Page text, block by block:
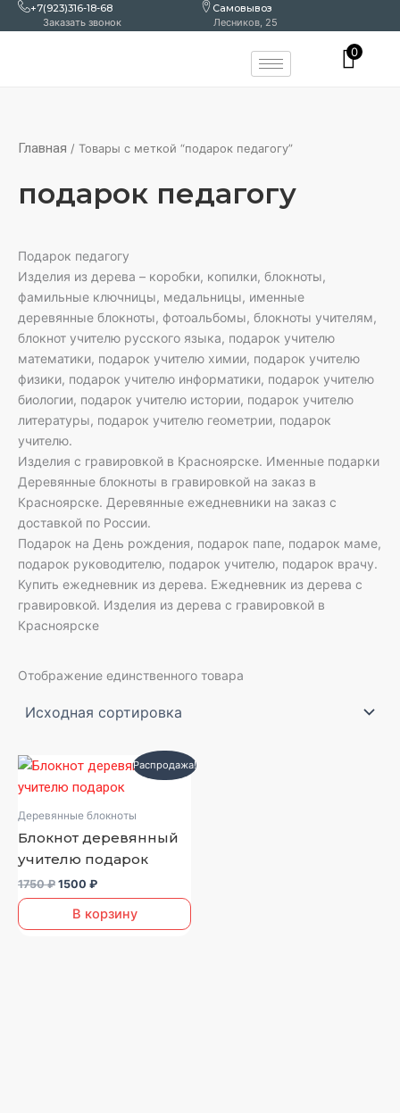
Перейти
к
+7(923)316-18-68
Заказать звонок
Самовывоз
Лесников, 25
0
Главная / Товары с меткой “подарок педагогу”
подарок педагогу
Подарок педагогу
Изделия из дерева – коробки, копилки, блокноты,
фамильные ключницы, медальницы, именные
деревянные блокноты, фотоальбомы, блокноты учителям,
блокнот учителю русского языка, подарок учителю
математики, подарок учителю химии, подарок учителю
физики, подарок учителю информатики, подарок учителю
биологии, подарок учителю истории, подарок учителю
литературы, подарок учителю геометрии, подарок
учителю.
Изделия с гравировкой в Красноярске. Именные подарки
Деревянные блокноты в гравировкой на заказ в
Красноярске. Деревянные ежедневники на заказ с
доставкой по России.
Подарок на День рождения, подарок папе, подарок маме,
подарок руководителю, подарок учителю, подарок врачу.
Купить ежедневник из дерева. Ежедневник из дерева с
гравировкой. Изделия из дерева с гравировкой в
Красноярске
Отображение единственного товара
Распродажа!
Деревянные блокноты
Блокнот деревянный
учителю подарок
1750₽
Первоначальная
составляла
1500 ₽
Текущая
цена:
1500 ₽.
В корзину